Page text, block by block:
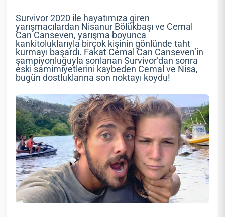
Survivor 2020 ile hayatımıza giren
yarışmacılardan Nisanur Bölükbaşı ve Cemal
Can Canseven, yarışma boyunca
kankitoluklarıyla birçok kişinin gönlünde taht
kurmayı başardı. Fakat Cemal Can Canseven’in
şampiyonluğuyla sonlanan Survivor’dan sonra
eski samimiyetlerini kaybeden Cemal ve Nisa,
bugün dostluklarına son noktayı koydu!